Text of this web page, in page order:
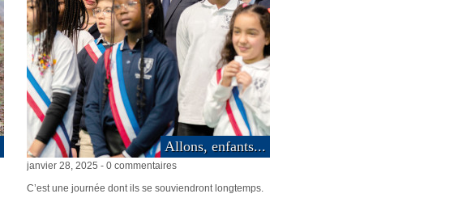
Allons, enfants...
janvier 28, 2025 - 0 commentaires
C’est une journée dont ils se souviendront longtemps.